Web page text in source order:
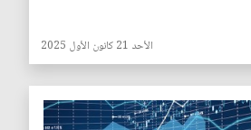
الأحد 21 كانون الأول 2025